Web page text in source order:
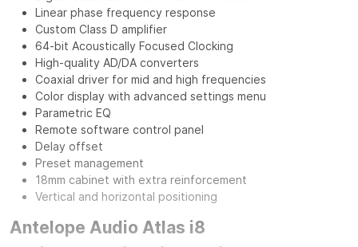
Linear phase frequency response
Custom Class D amplifier
64-bit Acoustically Focused Clocking
High-quality AD/DA converters
Coaxial driver for mid and high frequencies
Color display with advanced settings menu
Parametric EQ
Remote software control panel
Delay offset
Preset management
18mm cabinet with extra reinforcement
Vertical and horizontal positioning
Antelope Audio Atlas i8